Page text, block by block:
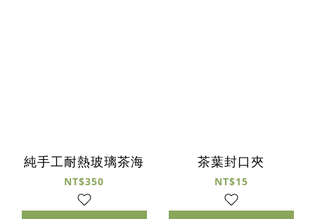
純手工耐熱玻璃茶海
NT$350
茶葉封口夾
NT$15